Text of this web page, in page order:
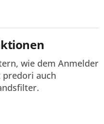
wie dem Anmelder
auch